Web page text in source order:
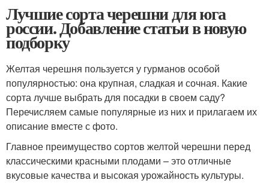
Лучшие сорта черешни для юга
россии. Добавление статьи в новую
подборку
Желтая черешня пользуется у гурманов особой
популярностью: она крупная, сладкая и сочная. Какие
сорта лучше выбрать для посадки в своем саду?
Перечисляем самые популярные из них и прилагаем их
описание вместе с фото.
Главное преимущество сортов желтой черешни перед
классическими красными плодами – это отличные
вкусовые качества и высокая урожайность культуры.